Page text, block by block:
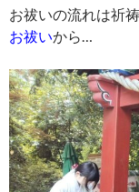
お祓いの流れは祈
お祓いから…